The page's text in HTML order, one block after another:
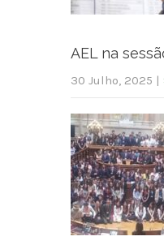
AEL na
30 Julho, 2025 |